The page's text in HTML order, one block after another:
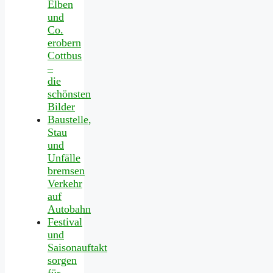
Elben
und
Co.
erobern
Cottbus
–
die
schönsten
Bilder
Baustelle,
Stau
und
Unfälle
bremsen
Verkehr
auf
Autobahn
Festival
und
Saisonauftakt
sorgen